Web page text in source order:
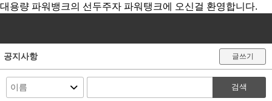
대용량 파워뱅크의 선두주자 파워탱크에 오신걸 환영합니다.
공지사항 글쓰기
검색